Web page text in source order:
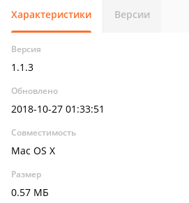
Характеристики Версии
Версия
1.1.3
Обновлено
2018-10-27 01:33:51
Совместимость
Mac OS X
Размер
0.57 МБ